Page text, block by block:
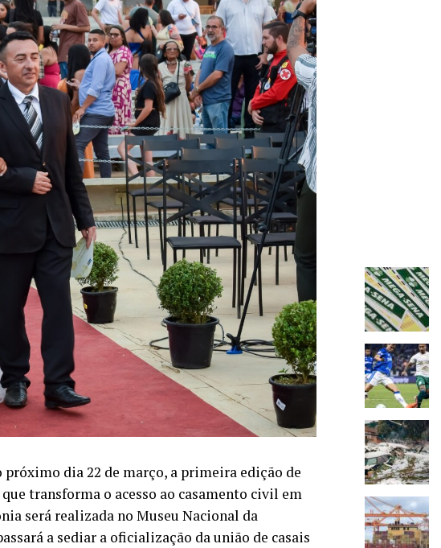
dia 22 de março, a primeira edição de
transforma o acesso ao casamento civil em
será realizada no Museu Nacional da
a sediar a oficialização da união de casais